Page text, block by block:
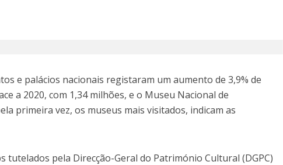
e palácios nacionais registaram um aumento de 3,9% de
a 2020, com 1,34 milhões, e o Museu Nacional de
primeira vez, os museus mais visitados, indicam as
tutelados pela Direcção-Geral do Património Cultural (DGPC)